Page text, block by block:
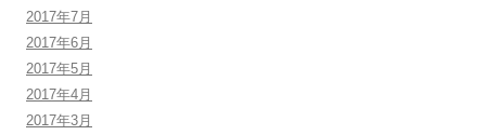
2017年7月
2017年6月
2017年5月
2017年4月
2017年3月